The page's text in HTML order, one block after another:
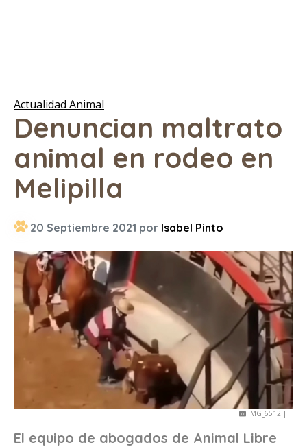
Actualidad Animal
Denuncian maltrato
animal en rodeo en
Melipilla
20 Septiembre 2021 por Isabel Pinto
IMG_6512 |
El equipo de abogados de Animal Libre